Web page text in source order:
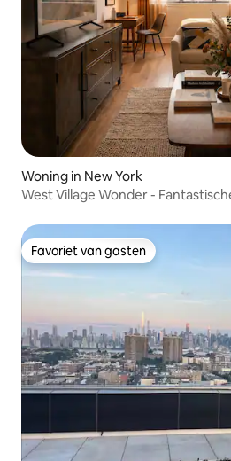
Woning in New York
West Village Wonder -
Favoriet van gasten
Favoriet van gasten